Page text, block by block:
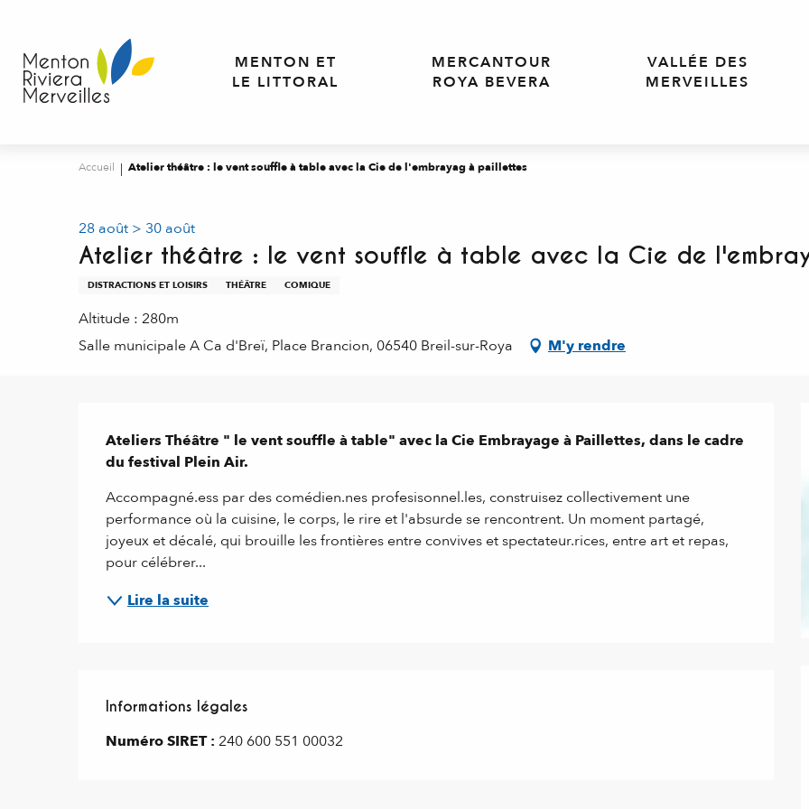
contenu
principal
MENTON ET
LE LITTORAL
MERCANTOUR
ROYA BEVERA
VALLÉE DES
MERVEILLES
Accueil Atelier théâtre : le vent souffle à table avec la Cie de l'embrayag à paillettes
28 août > 30 août
Atelier théâtre : le vent souffle à table avec la Cie de
DISTRACTIONS ET LOISIRS THÉÂTRE COMIQUE
Altitude : 280m
Salle municipale A Ca d'Breï, Place Brancion, 06540 Breil-sur-Roya
M'y rendre
Description
Ateliers Théâtre " le vent souffle à table" avec la Cie Embrayage à Paillettes, dans le cadre
du festival Plein Air.
Accompagné.ess par des comédien.nes profesisonnel.les, construisez collectivement une
performance où la cuisine, le corps, le rire et l'absurde se rencontrent. Un moment partagé,
joyeux et décalé, qui brouille les frontières entre convives et spectateur.rices, entre art et repas,
pour célébrer...
Lire la suite
Informations légales
Informations légales
Numéro SIRET : 240 600 551 00032